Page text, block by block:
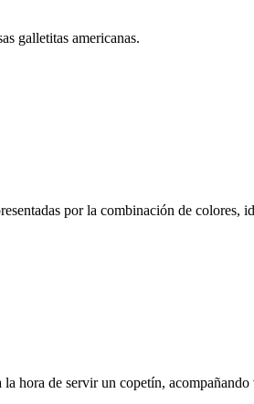
galletitas americanas.
por la combinación de colores,
hora de servir un copetín,